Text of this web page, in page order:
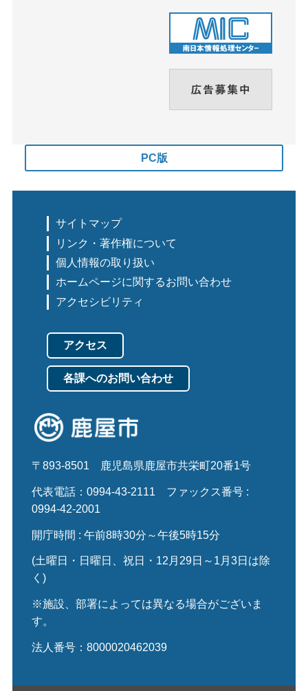
PC版
サイトマップ
リンク・著作権について
個人情報の取り扱い
ホームページに関するお問い合わせ
アクセシビリティ
アクセス
各課へのお問い合わせ
〒893-8501 鹿児島県鹿屋市共栄町20番1号
代表電話：0994-43-2111
ファックス番号 :
0994-42-2001
開庁時間 : 午前8時30分～午後5時15分
(土曜日・日曜日、祝日・12月29日～1月3日は除
く)
※施設、部署によっては異なる場合がございま
す。
法人番号：8000020462039